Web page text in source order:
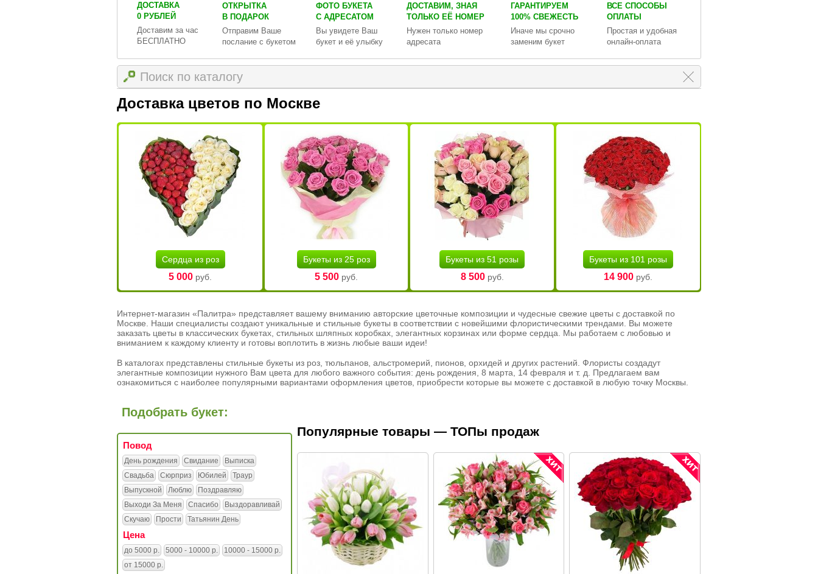
ДОСТАВКА
0 РУБЛЕЙ
Доставим за час
БЕСПЛАТНО
ОТКРЫТКА
В ПОДАРОК
Отправим Ваше
послание с букетом
ФОТО БУКЕТА
С АДРЕСАТОМ
Вы увидете Ваш
букет и её улыбку
ДОСТАВИМ, ЗНАЯ
ТОЛЬКО ЕЁ НОМЕР
Нужен только номер
адресата
ГАРАНТИРУЕМ
100% СВЕЖЕСТЬ
Иначе мы срочно
заменим букет
ВСЕ СПОСОБЫ
ОПЛАТЫ
Простая и удобная
онлайн-оплата
Доставка цветов по Москве
Сердца из роз
5 000 руб.
Букеты из 25 роз
5 500 руб.
Букеты из 51 розы
8 500руб.
Букеты из 101 розы
14 900руб.
Интернет-магазин «Палитра» представляет вашему вниманию авторские цветочные композиции и чудесные свежие цветы с доставкой по
Москве. Наши специалисты создают уникальные и стильные букеты в соответствии с новейшими флористическими трендами. Вы можете
заказать цветы в классических букетах, стильных шляпных коробках, элегантных корзинах или форме сердца. Мы работаем с любовью и
вниманием к каждому клиенту и готовы воплотить в жизнь любые ваши идеи!
В каталогах представлены стильные букеты из роз, тюльпанов, альстромерий, пионов, орхидей и других растений. Флористы создадут
элегантные композиции нужного Вам цвета для любого важного события: день рождения, 8 марта, 14 февраля и т. д. Предлагаем вам
ознакомиться с наиболее популярными вариантами оформления цветов, приобрести которые вы можете с доставкой в любую точку Москвы.
Подобрать букет:
Повод
День рождения Свидание
Выписка
Свадьба
Сюрприз Юбилей
Траур
Выпускной
Люблю
Поздравляю
Выходи За Меня
Спасибо
Выздоравливай
Скучаю
Прости Татьянин День
Цена
до 5000 р. 5000 - 10000 р.
10000 - 15000 р.
от 15000 р.
Популярные товары — ТОПы продаж